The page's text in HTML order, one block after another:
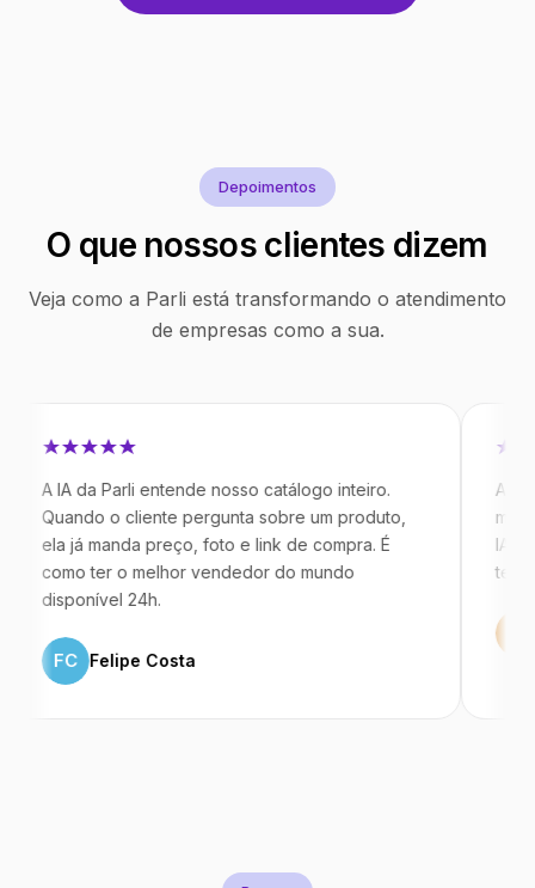
Depoimentos
O que nossos clientes dizem
Veja como a Parli está transformando o atendimento
de empresas como a sua.
IA da Parli entende nosso catálogo inteiro.
o cliente pergunta sobre um produto,
já manda preço, foto e link de compra. É
ter o melhor vendedor do mundo
24h.
Felipe Costa
Antes da
IA atende
temos